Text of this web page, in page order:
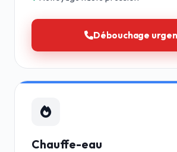
Débouchage
Chauffe-eau